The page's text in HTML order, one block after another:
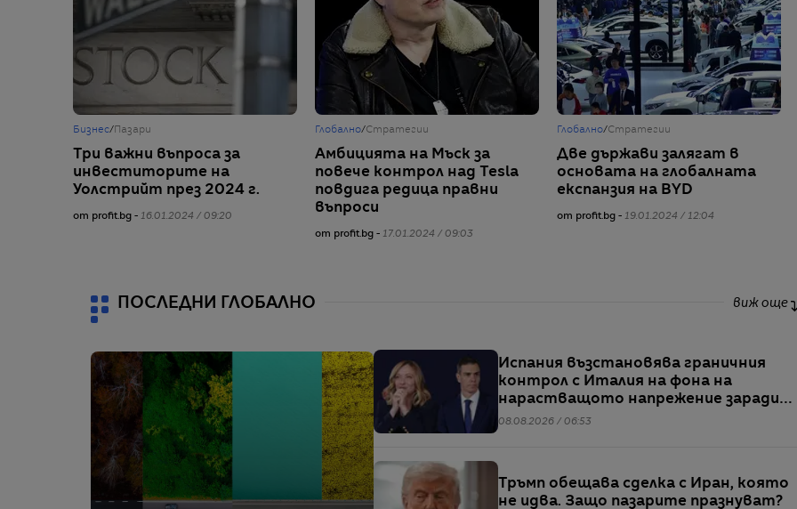
Бизнес/Пазари
Три важни въпроса за
инвеститорите на
Уолстрийт през 2024 г.
от profit.bg - 16.01.2024 / 09:20
Глобално/Стратегии
Амбицията на Мъск за
повече контрол над Tesla
повдига редица правни
въпроси
от profit.bg - 17.01.2024 / 09:03
Глобално/Стратегии
Две държави залягат в
основата на глобалната
експанзия на BYD
от profit.bg - 19.01.2024 / 12:04
ПОСЛЕДНИ ГЛОБАЛНО виж още
Испания възстановява граничния
контрол с Италия на фона на
нарастващото напрежение заради
мигрантите
08.08.2026 / 06:53
Тръмп обещава сделка с Иран, която
не идва. Защо пазарите празнуват?